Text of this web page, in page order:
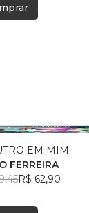
EM MIM
FERREIRA
R$ 62,90